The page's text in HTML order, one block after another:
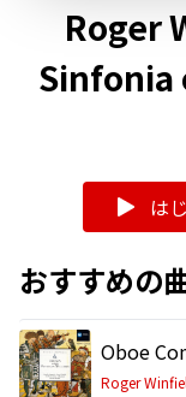
Roger
Sinfonia
は
おすすめの